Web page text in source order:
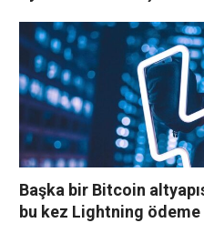
Başka bir Bitcoin
bu kez Lightning